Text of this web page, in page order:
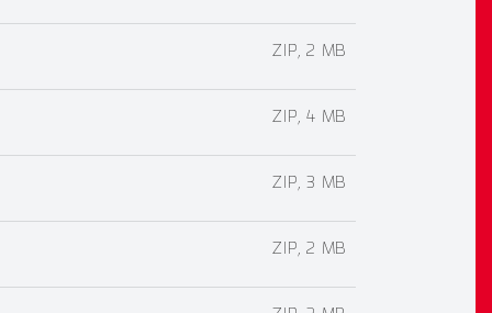
ZIP, 2 MB
ZIP, 4 MB
ZIP, 3 MB
ZIP, 2 MB